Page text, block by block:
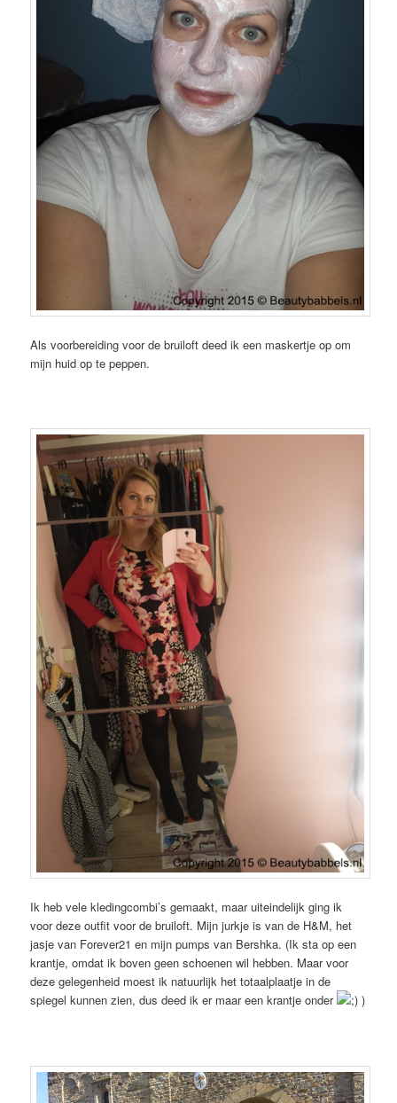
Als voorbereiding voor de bruiloft deed ik een maskertje op om
mijn huid op te peppen.
Ik heb vele kledingcombi’s gemaakt, maar uiteindelijk ging ik
voor deze outfit voor de bruiloft. Mijn jurkje is van de H&M, het
jasje van Forever21 en mijn pumps van Bershka. (Ik sta op een
krantje, omdat ik boven geen schoenen wil hebben. Maar voor
deze gelegenheid moest ik natuurlijk het totaalplaatje in de
spiegel kunnen zien, dus deed ik er maar een krantje onder
)